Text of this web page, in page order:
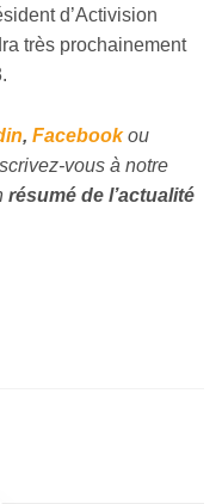
d’Activision
très prochainement
, Facebookou
vous à notre
résumé de l’actualité